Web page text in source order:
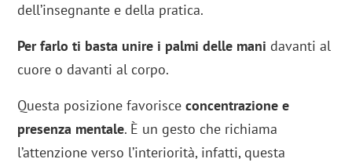
dell’insegnante e della pratica.
Per farlo ti basta unire i palmi delle mani davanti al
cuore o davanti al corpo.
Questa posizione favorisceconcentrazione e
presenza mentale. È un gesto che richiama
l’attenzione verso l’interiorità, infatti, questa